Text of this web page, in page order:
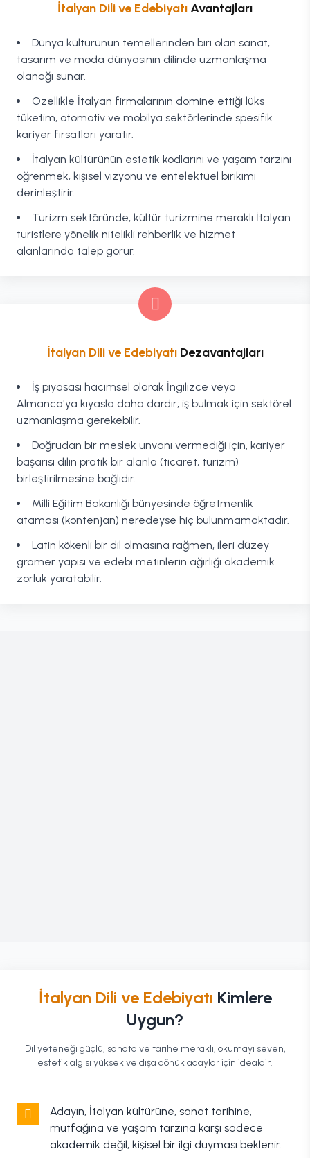
İtalyan Dili ve EdebiyatıAvantajları
Dünya kültürünün temellerinden biri olan sanat,
tasarım ve moda dünyasının dilinde uzmanlaşma
olanağı sunar.
Özellikle İtalyan firmalarının domine ettiği lüks
tüketim, otomotiv ve mobilya sektörlerinde spesifik
kariyer fırsatları yaratır.
İtalyan kültürünün estetik kodlarını ve yaşam tarzını
öğrenmek, kişisel vizyonu ve entelektüel birikimi
derinleştirir.
Turizm sektöründe, kültür turizmine meraklı İtalyan
turistlere yönelik nitelikli rehberlik ve hizmet
alanlarında talep görür.
İtalyan Dili ve EdebiyatıDezavantajları
İş piyasası hacimsel olarak İngilizce veya
Almanca'ya kıyasla daha dardır; iş bulmak için sektörel
uzmanlaşma gerekebilir.
Doğrudan bir meslek unvanı vermediği için, kariyer
başarısı dilin pratik bir alanla (ticaret, turizm)
birleştirilmesine bağlıdır.
Milli Eğitim Bakanlığı bünyesinde öğretmenlik
ataması (kontenjan) neredeyse hiç bulunmamaktadır.
Latin kökenli bir dil olmasına rağmen, ileri düzey
gramer yapısı ve edebi metinlerin ağırlığı akademik
zorluk yaratabilir.
İtalyan Dili ve Edebiyatı Kimlere
Uygun?
Dil yeteneği güçlü, sanata ve tarihe meraklı, okumayı seven,
estetik algısı yüksek ve dışa dönük adaylar için idealdir.
Adayın, İtalyan kültürüne, sanat tarihine,
mutfağına ve yaşam tarzına karşı sadece
akademik değil, kişisel bir ilgi duyması beklenir.